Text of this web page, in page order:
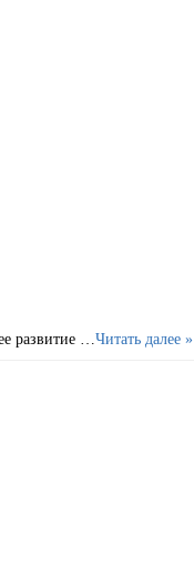
развитие … Читать далее »